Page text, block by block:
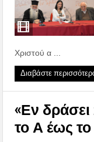
Χριστού α ...
Διαβάστε
«Εν
το Α έως